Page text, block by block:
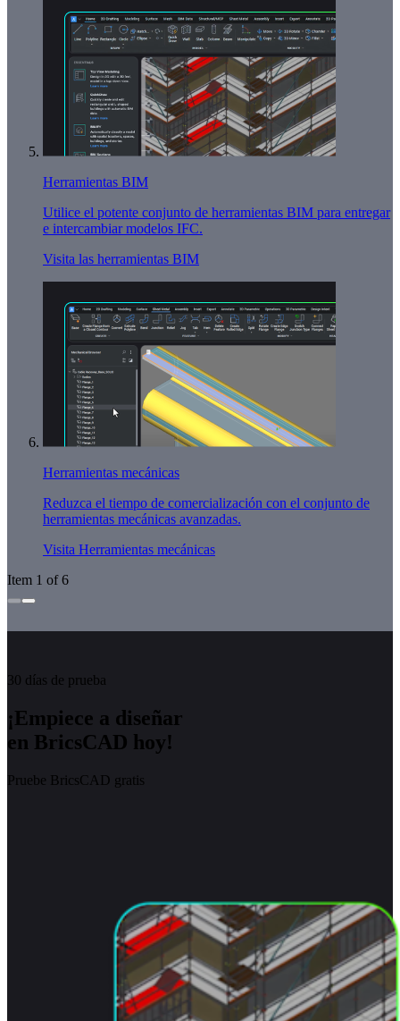
Herramientas BIM
Utilice el potente conjunto de herramientas BIM para entregar
e intercambiar modelos IFC.
Visita las herramientas BIM
Herramientas mecánicas
Reduzca el tiempo de comercialización con el conjunto de
herramientas mecánicas avanzadas.
Visita Herramientas mecánicas
Item 1 of 6
30 días de prueba
¡Empiece a diseñar
en BricsCAD hoy!
Pruebe BricsCAD gratis